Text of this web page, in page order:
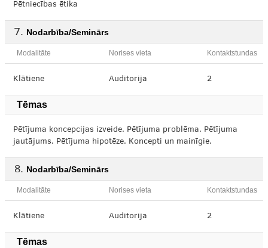
Pētniecības ētika
Nodarbība/Seminārs
Modalitāte Norises vieta Kontaktstundas
Klātiene Auditorija 2
Tēmas
Pētījuma koncepcijas izveide. Pētījuma problēma. Pētījuma
jautājums. Pētījuma hipotēze. Koncepti un mainīgie.
Nodarbība/Seminārs
Modalitāte Norises vieta Kontaktstundas
Klātiene Auditorija 2
Tēmas